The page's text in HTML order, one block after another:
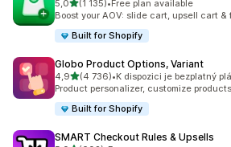
5,0z 5 hvězd
(1 135)
Celkový počet recenzí: 1135
•Free plan available
Boost your AOV: slide cart, upsell cart &
Built for Shopify
Globo Product Options, Variant
4,9z 5 hvězd
(4 736)
Celkový počet recenzí: 4736
•K dispozici je bezplatný
Product personalizer, customize
Built for Shopify
SMART Checkout Rules & Upsells